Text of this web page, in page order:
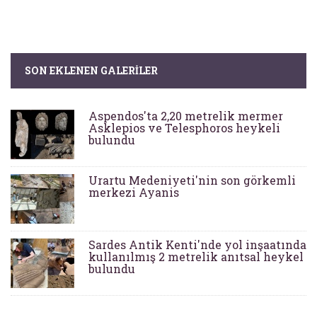
SON EKLENEN GALERILER
Aspendos'ta 2,20 metrelik mermer
Asklepios ve Telesphoros heykeli
bulundu
Urartu Medeniyeti'nin son görkemli
merkezi Ayanis
Sardes Antik Kenti'nde yol inşaatında
kullanılmış 2 metrelik anıtsal heykel
bulundu